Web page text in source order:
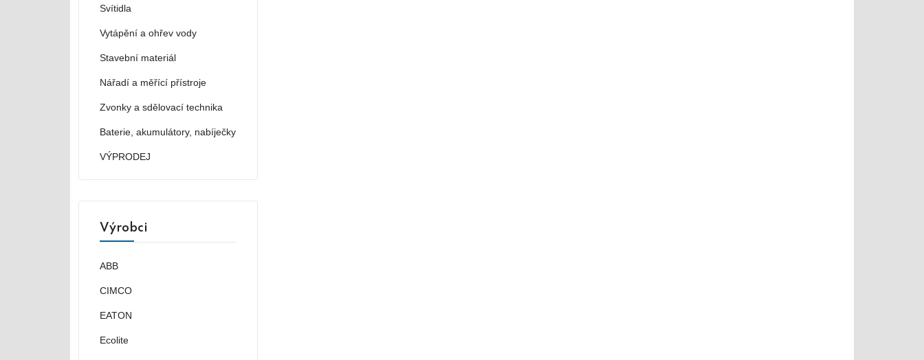
Svítidla
Vytápění a ohřev vody
Stavební materiál
Nářadí a měřící přístroje
Zvonky a sdělovací technika
Baterie, akumulátory, nabíječky
VÝPRODEJ
Výrobci
ABB
CIMCO
EATON
Ecolite